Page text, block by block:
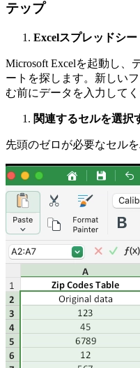
テップ
Excelスプレッドシー
Microsoft Excelを起動し、
ートを探します。新しい
む前にデータを入力してく
関連するセルを選択
先頭のゼロが必要なセルを